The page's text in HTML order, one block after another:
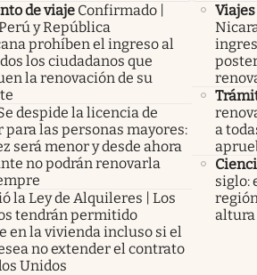
de viaje Confirmado |
y República
prohíben el ingreso al
los ciudadanos que
la renovación de su
despide la licencia de
para las personas mayores:
será menor y desde ahora
no podrán renovarla
la Ley de Alquileres | Los
tendrán permitido
en la vivienda incluso si el
no extender el contrato
Unidos
Viajes
a
siglo:
altura